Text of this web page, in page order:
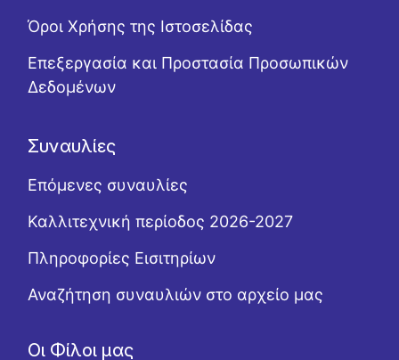
Όροι Χρήσης της Ιστοσελίδας
Επεξεργασία και Προστασία Προσωπικών
Δεδομένων
Συναυλίες
Επόμενες συναυλίες
Καλλιτεχνική περίοδος 2026-2027
Πληροφορίες Εισιτηρίων
Αναζήτηση συναυλιών στο αρχείο μας
Οι Φίλοι μας